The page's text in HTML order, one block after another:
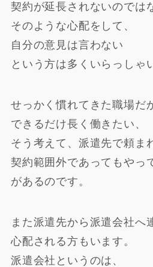
契約が延長されないのでは
そのような心配をして、
自分の意見は言わない
という方は多くいらっしゃ
せっかく慣れてきた職場だ
できるだけ長く働きたい、
そう考えて、派遣先で頼ま
契約範囲外であってもやっ
があるのです。
また派遣先から派遣会社へ
心配される方もいます。
派遣会社というのは、